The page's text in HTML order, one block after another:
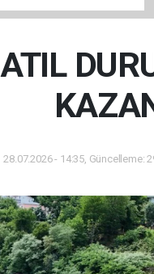
28.07.2026 - 14:35, Güncelleme: